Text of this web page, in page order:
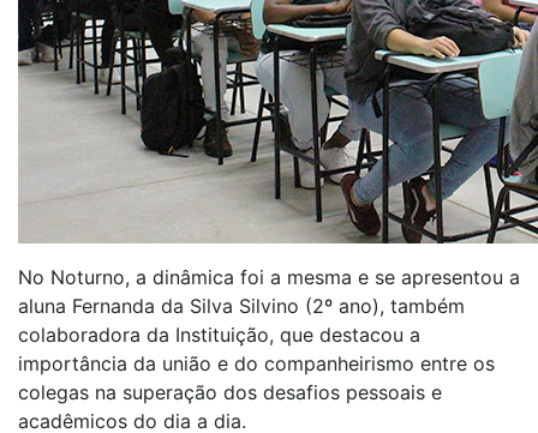
No Noturno, a dinâmica foi a mesma e se apresentou a
aluna Fernanda da Silva Silvino (2º ano), também
colaboradora da Instituição, que destacou a
importância da união e do companheirismo entre os
colegas na superação dos desafios pessoais e
acadêmicos do dia a dia.